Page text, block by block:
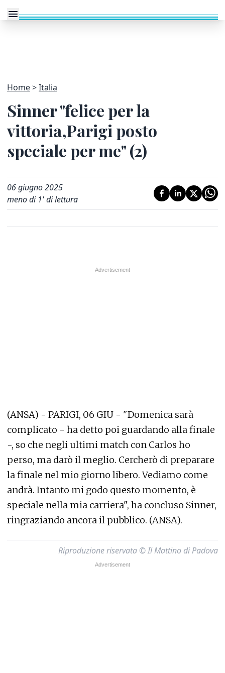
Home Italia
Sinner "felice per la
vittoria,Parigi posto
speciale per me" (2)
06 giugno 2025
meno di 1' di lettura
(ANSA) - PARIGI, 06 GIU - "Domenica sarà
complicato - ha detto poi guardando alla finale
-, so che negli ultimi match con Carlos ho
perso, ma darò il meglio. Cercherò di preparare
la finale nel mio giorno libero. Vediamo come
andrà. Intanto mi godo questo momento, è
speciale nella mia carriera", ha concluso Sinner,
ringraziando ancora il pubblico. (ANSA).
Riproduzione riservata © Il Mattino di Padova